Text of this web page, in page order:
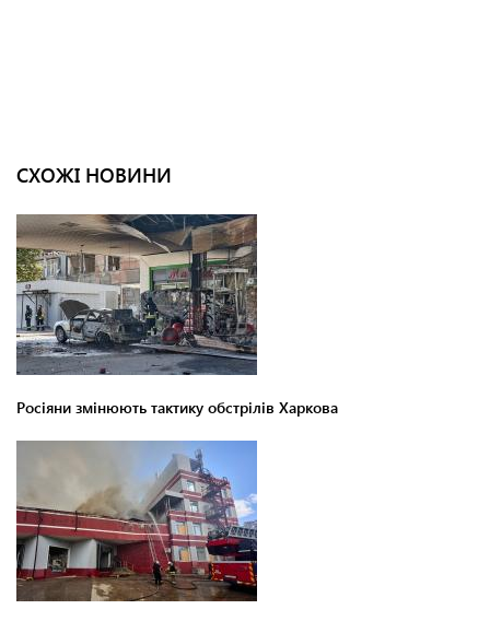
СХОЖІ НОВИНИ
Росіяни змінюють тактику обстрілів Харкова